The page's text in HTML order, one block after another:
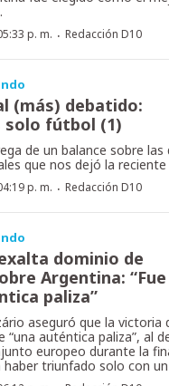
p. m. · Redacción D10
(más) debatido:
solo fútbol (1)
de un balance sobre las
que nos dejó la reciente
p. m. · Redacción D10
dominio de
Argentina: “Fue
paliza”
aseguró que la victoria
“una auténtica paliza”, al
europeo durante la
haber triunfado solo con